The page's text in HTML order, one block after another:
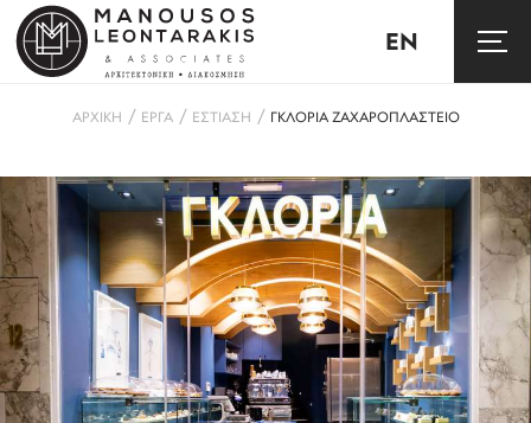
EN
ΑΡΧΙΚΗ / ΕΡΓΑ / ΕΣΤΙΑΣΗ / ΓΚΛΟΡΙΑ ΖΑΧΑΡΟΠΛΑΣΤΕΙΟ